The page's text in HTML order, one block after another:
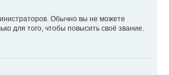
Обычно вы не можете
для того, чтобы повысить своё звание.